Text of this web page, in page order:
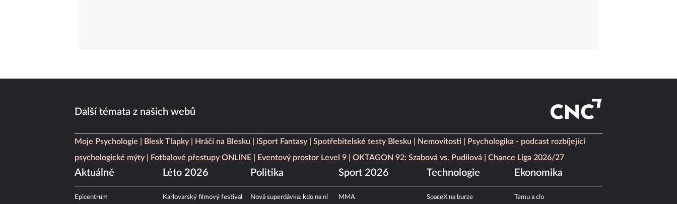
Další témata z našich webů
Moje Psychologie Blesk Tlapky Hráči na Blesku iSport Fantasy Spotřebitelské testy Blesku Nemovitosti
Psychologika - podcast rozbíjející
psychologické mýty
Fotbalové přestupy ONLINE Eventový prostor Level 9 OKTAGON 92: Szabová vs. Pudilová Chance Liga 2026/27
Aktuálně
Epicentrum
Léto 2026
Karlovarský filmový festival
Politika
Nová superdávka: kdo na ní
Sport 2026
MMA
Technologie
SpaceX na burze
Ekonomika
Temu a clo